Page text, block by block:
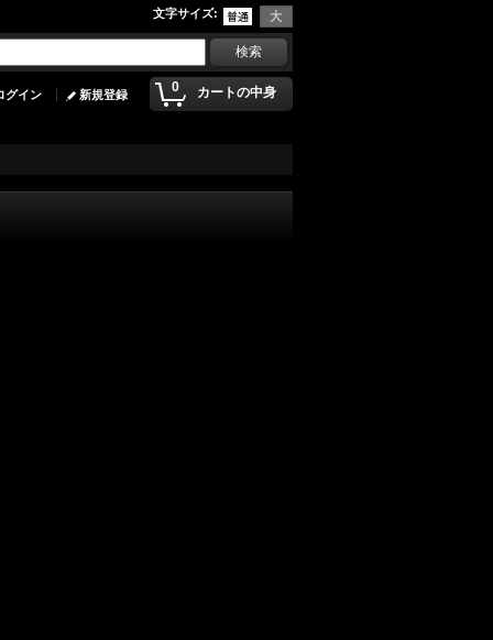
文字サイズ:
0 カートの中身
グイン 新規登録